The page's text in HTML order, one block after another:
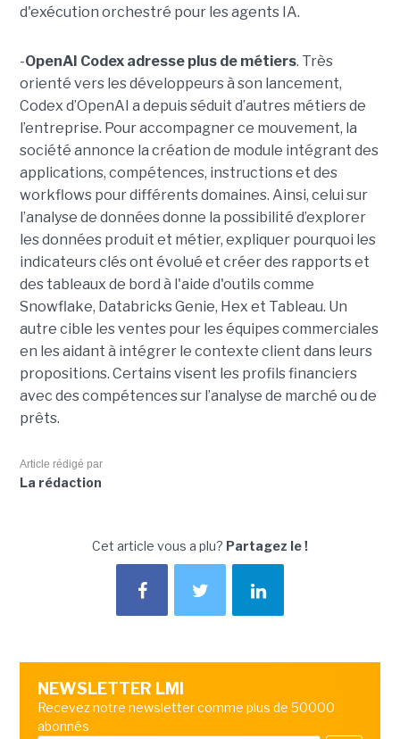
d'exécution orchestré pour les agents IA.
-OpenAI Codex adresse plus de métiers. Très
orienté vers les développeurs à son lancement,
Codex d’OpenAI a depuis séduit d’autres métiers de
l’entreprise. Pour accompagner ce mouvement, la
société annonce la création de module intégrant des
applications, compétences, instructions et des
workflows pour différents domaines. Ainsi, celui sur
l’analyse de données donne la possibilité d’explorer
les données produit et métier, expliquer pourquoi les
indicateurs clés ont évolué et créer des rapports et
des tableaux de bord à l'aide d'outils comme
Snowflake, Databricks Genie, Hex et Tableau. Un
autre cible les ventes pour les équipes commerciales
en les aidant à intégrer le contexte client dans leurs
propositions. Certains visent les profils financiers
avec des compétences sur l’analyse de marché ou de
prêts.
Article rédigé par
La rédaction
Cet article vous a plu? Partagez le !
NEWSLETTER LMI
Recevez notre newsletter comme plus de 50000
abonnés